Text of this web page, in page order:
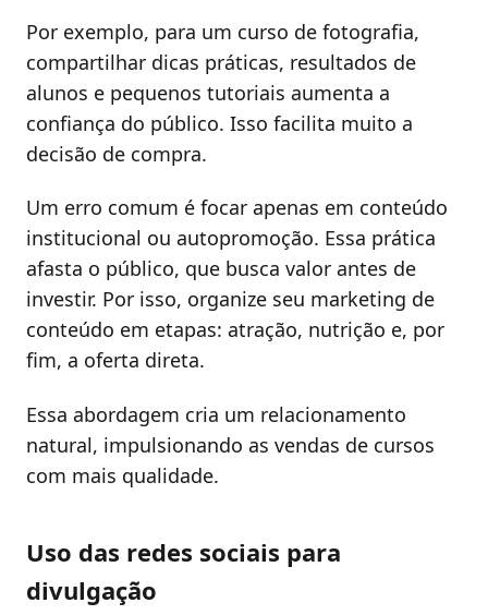
Por exemplo, para um curso de fotografia,
compartilhar dicas práticas, resultados de
alunos e pequenos tutoriais aumenta a
confiança do público. Isso facilita muito a
decisão de compra.
Um erro comum é focar apenas em conteúdo
institucional ou autopromoção. Essa prática
afasta o público, que busca valor antes de
investir. Por isso, organize seu marketing de
conteúdo em etapas: atração, nutrição e, por
fim, a oferta direta.
Essa abordagem cria um relacionamento
natural, impulsionando as vendas de cursos
com mais qualidade.
Uso das redes sociais para
divulgação